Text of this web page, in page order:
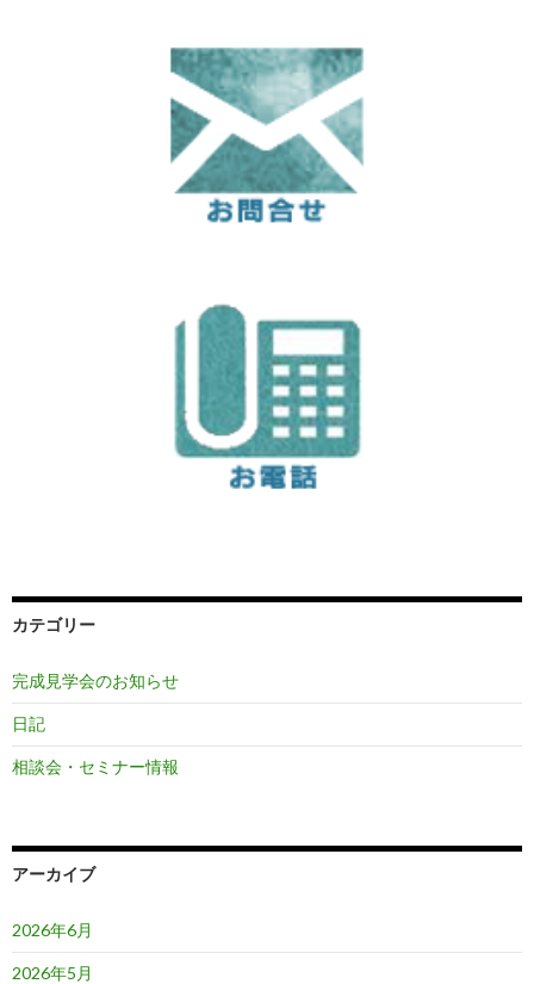
カテゴリー
完成見学会のお知らせ
日記
相談会・セミナー情報
アーカイブ
2026年6月
2026年5月